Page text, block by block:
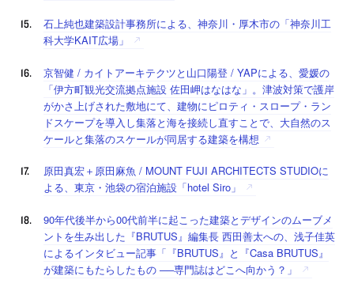
石上純也建築設計事務所による、神奈川・厚木市の「神奈川工
科大学KAIT広場」
京智健 / カイトアーキテクツと山口陽登 / YAPによる、愛媛の
「伊方町観光交流拠点施設 佐田岬はなはな」。津波対策で護岸
がかさ上げされた敷地にて、建物にピロティ・スロープ・ラン
ドスケープを導入し集落と海を接続し直すことで、大自然のス
ケールと集落のスケールが同居する建築を構想
原田真宏＋原田麻魚 / MOUNT FUJI ARCHITECTS STUDIOに
よる、東京・池袋の宿泊施設「hotel Siro」
90年代後半から00代前半に起こった建築とデザインのムーブメ
ントを生み出した『BRUTUS』編集長 西田善太への、浅子佳英
によるインタビュー記事「『BRUTUS』と『Casa BRUTUS』
が建築にもたらしたもの ──専門誌はどこへ向かう？」